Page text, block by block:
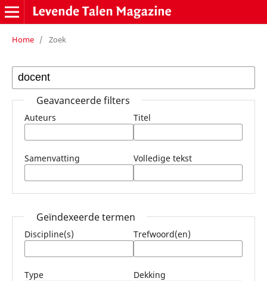
Home / Zoek
Geavanceerde filters
Auteurs Titel
Samenvatting Volledige tekst
Geïndexeerde termen
Discipline(s) Trefwoord(en)
Type Dekking